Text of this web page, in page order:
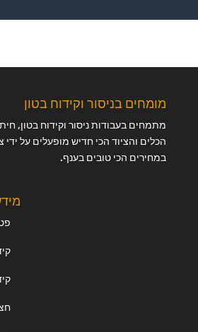
מומחים בניסור וקידוח בטון
מתמחים בעבודות ניסור וקידוח בטון,
הכלים והציוד הכי חדיש מופעלים על ידי
במחירים הכי טובים בענף.